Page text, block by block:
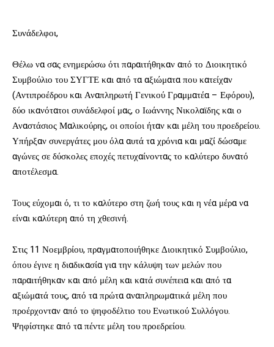
Συνάδελφοι,
Θέλω να σας ενημερώσω ότι παραιτήθηκαν από το Διοικητικό
Συμβούλιο του ΣΥΓΤΕ και από τα αξιώματα που κατείχαν
(Αντιπροέδρου και Αναπληρωτή Γενικού Γραμματέα – Εφόρου),
δύο ικανότατοι συνάδελφοί μας, ο Ιωάννης Νικολαϊδης και ο
Αναστάσιος Μαλικούρης, οι οποίοι ήταν και μέλη του προεδρείου.
Υπήρξαν συνεργάτες μου όλα αυτά τα χρόνια και μαζί δώσαμε
αγώνες σε δύσκολες εποχές πετυχαίνοντας το καλύτερο δυνατό
αποτέλεσμα.
Τους εύχομαι ό, τι το καλύτερο στη ζωή τους και η νέα μέρα να
είναι καλύτερη από τη χθεσινή.
Στις 11 Νοεμβρίου, πραγματοποιήθηκε Διοικητικό Συμβούλιο,
όπου έγινε η διαδικασία για την κάλυψη των μελών που
παραιτήθηκαν και από μέλη και κατά συνέπεια και από τα
αξιώματά τους, από τα πρώτα αναπληρωματικά μέλη που
προέρχονταν από το ψηφοδέλτιο του Ενωτικού Συλλόγου.
Ψηφίστηκε από τα πέντε μέλη του προεδρείου.